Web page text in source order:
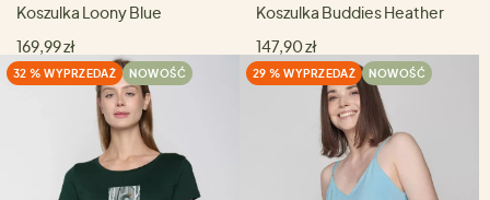
Koszulka Loony Blue
169,99 zł
Koszulka Buddies Heather
147,90 zł
32 % WYPRZEDAŻ NOWOŚĆ 29 % WYPRZEDAŻ NOWOŚĆ